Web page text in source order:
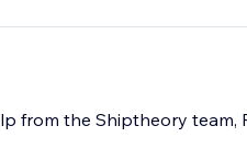
from the Shiptheory team,